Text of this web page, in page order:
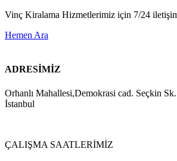
Vinç Kiralama Hizmetlerimiz için 7/24
Hemen Ara
ADRESİMİZ
Orhanlı Mahallesi,Demokrasi cad. Seçkin
İstanbul
ÇALIŞMA SAATLERİMİZ